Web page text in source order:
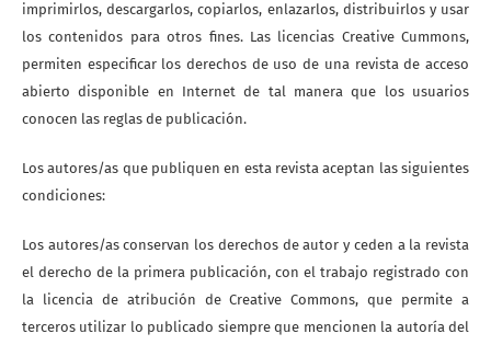
imprimirlos, descargarlos, copiarlos, enlazarlos, distribuirlos y usar
los contenidos para otros fines. Las licencias Creative Cummons,
permiten especificar los derechos de uso de una revista de acceso
abierto disponible en Internet de tal manera que los usuarios
conocen las reglas de publicación.
Los autores/as que publiquen en esta revista aceptan las siguientes
condiciones:
Los autores/as conservan los derechos de autor y ceden a la revista
el derecho de la primera publicación, con el trabajo registrado con
la licencia de atribución de Creative Commons, que permite a
terceros utilizar lo publicado siempre que mencionen la autoría del